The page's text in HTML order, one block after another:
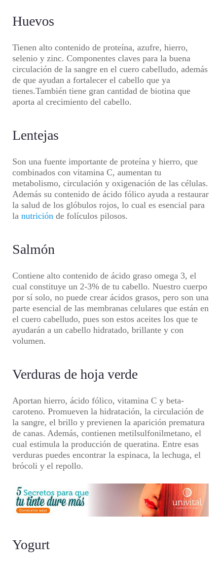
Huevos
Tienen alto contenido de proteína, azufre, hierro,
selenio y zinc. Componentes claves para la buena
circulación de la sangre en el cuero cabelludo, además
de que ayudan a fortalecer el cabello que ya
tienes.También tiene gran cantidad de biotina que
aporta al crecimiento del cabello.
Lentejas
Son una fuente importante de proteína y hierro, que
combinados con vitamina C, aumentan tu
metabolismo, circulación y oxigenación de las células.
Además su contenido de ácido fólico ayuda a restaurar
la salud de los glóbulos rojos, lo cual es esencial para
la nutrición de folículos pilosos.
Salmón
Contiene alto contenido de ácido graso omega 3, el
cual constituye un 2-3% de tu cabello. Nuestro cuerpo
por sí solo, no puede crear ácidos grasos, pero son una
parte esencial de las membranas celulares que están en
el cuero cabelludo, pues son estos aceites los que te
ayudarán a un cabello hidratado, brillante y con
volumen.
Verduras de hoja verde
Aportan hierro, ácido fólico, vitamina C y beta-
caroteno. Promueven la hidratación, la circulación de
la sangre, el brillo y previenen la aparición prematura
de canas. Además, contienen metilsulfonilmetano, el
cual estimula la producción de queratina. Entre esas
verduras puedes encontrar la espinaca, la lechuga, el
brócoli y el repollo.
Yogurt